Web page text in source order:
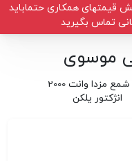
قیمتهای همکاری حتماباید
تماس بگیرید
موسوی
وایر شمع مزدا وانت 2000
انژکتور یلکن